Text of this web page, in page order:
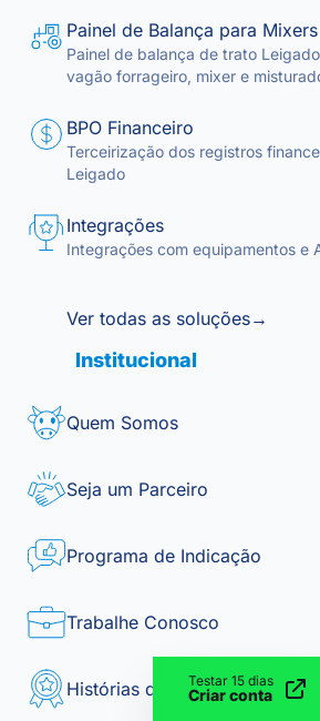
Painel de Balança para Mixers
Painel de balança de trato
vagão forrageiro, mixer e
BPO Financeiro
Terceirização dos registros
Leigado
Integrações
Integrações com equipamentos e
Ver todas as soluções→
Institucional
Quem Somos
Seja um Parceiro
Programa de Indicação
Trabalhe Conosco
Histórias de Sucesso
Testar 15 dias
Criar conta